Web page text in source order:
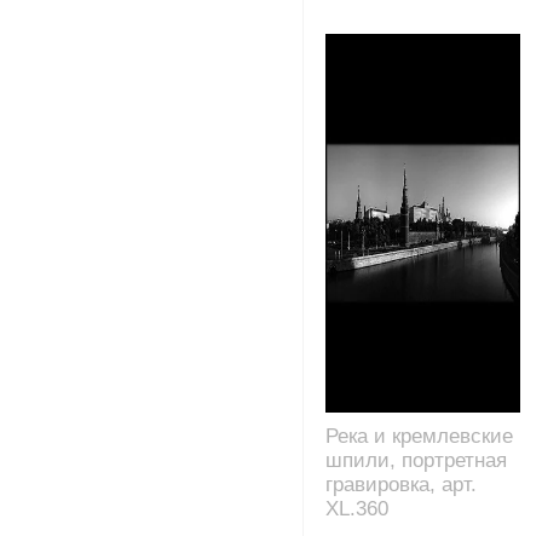
Река и кремлевские
шпили, портретная
гравировка, арт.
XL.360